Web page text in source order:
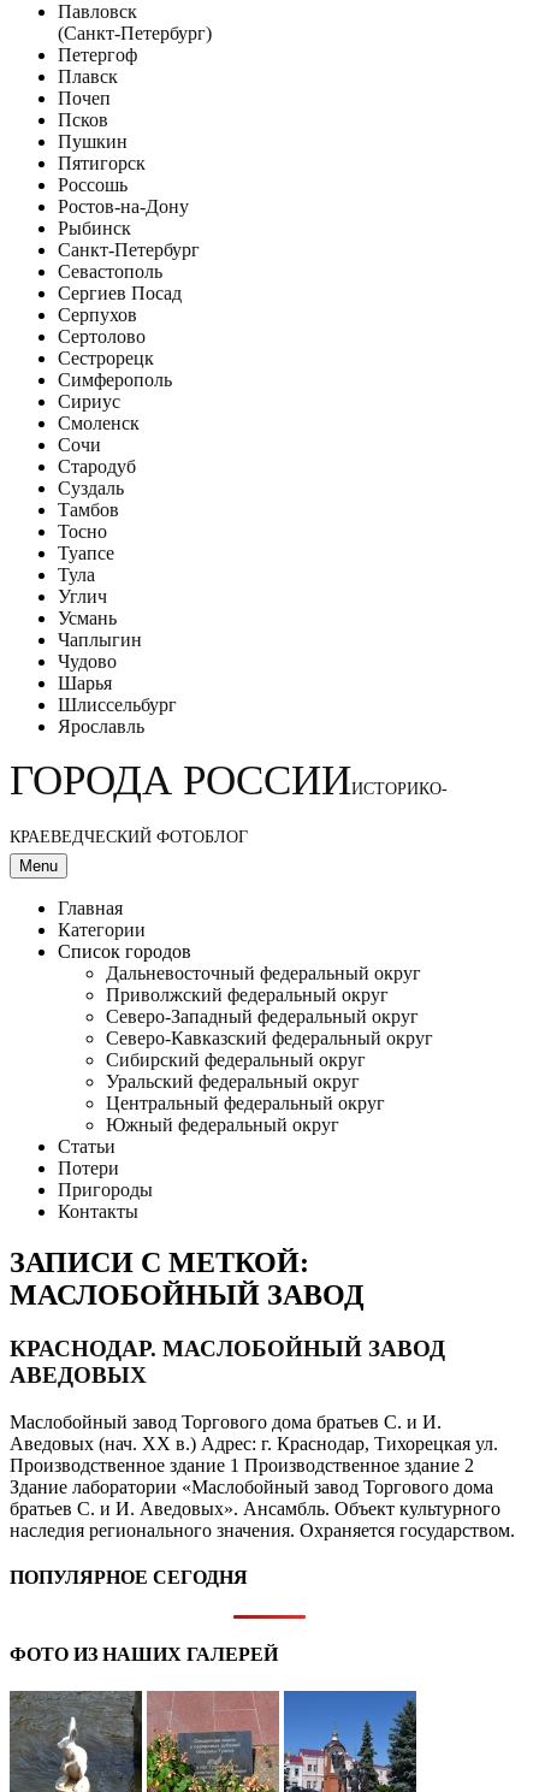
Павловск
(Санкт-Петербург)
Петергоф
Плавск
Почеп
Псков
Пушкин
Пятигорск
Россошь
Ростов-на-Дону
Рыбинск
Санкт-Петербург
Севастополь
Сергиев Посад
Серпухов
Сертолово
Сестрорецк
Симферополь
Сириус
Смоленск
Сочи
Стародуб
Суздаль
Тамбов
Тосно
Туапсе
Тула
Углич
Усмань
Чаплыгин
Чудово
Шарья
Шлиссельбург
Ярославль
ГОРОДА РОССИИИСТОРИКО-
КРАЕВЕДЧЕСКИЙ ФОТОБЛОГ
Menu
Главная
Категории
Список городов
Дальневосточный федеральный округ
Приволжский федеральный округ
Северо-Западный федеральный округ
Северо-Кавказский федеральный округ
Сибирский федеральный округ
Уральский федеральный округ
Центральный федеральный округ
Южный федеральный округ
Статьи
Потери
Пригороды
Контакты
ЗАПИСИ С МЕТКОЙ:
МАСЛОБОЙНЫЙ ЗАВОД
КРАСНОДАР. МАСЛОБОЙНЫЙ ЗАВОД
АВЕДОВЫХ
Маслобойный завод Торгового дома братьев С. и И.
Аведовых (нач. XX в.) Адрес: г. Краснодар, Тихорецкая ул.
Производственное здание 1 Производственное здание 2
Здание лаборатории «Маслобойный завод Торгового дома
братьев С. и И. Аведовых». Ансамбль. Объект культурного
наследия регионального значения. Охраняется государством.
ПОПУЛЯРНОЕ СЕГОДНЯ
ФОТО ИЗ НАШИХ ГАЛЕРЕЙ